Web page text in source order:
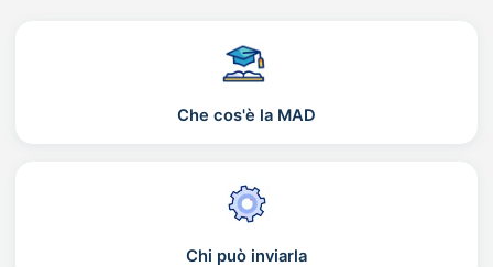
Che cos'è la MAD
Chi può inviarla